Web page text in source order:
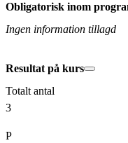
Obligatorisk inom
Ingen information tillagd
Resultat på kurs
Totalt antal
3
P